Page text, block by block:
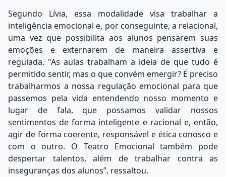
Segundo Lívia, essa modalidade visa trabalhar a
inteligência emocional e, por conseguinte, a relacional,
uma vez que possibilita aos alunos pensarem suas
emoções e externarem de maneira assertiva e
regulada. "As aulas trabalham a ideia de que tudo é
permitido sentir, mas o que convém emergir? É preciso
trabalharmos a nossa regulação emocional para que
passemos pela vida entendendo nosso momento e
lugar de fala, que possamos validar nossos
sentimentos de forma inteligente e racional e, então,
agir de forma coerente, responsável e ética conosco e
com o outro. O Teatro Emocional também pode
despertar talentos, além de trabalhar contra as
inseguranças dos alunos”, ressaltou.